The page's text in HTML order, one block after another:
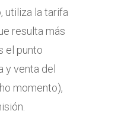
utiliza la tarifa
resulta más
el punto
y venta del
momento),